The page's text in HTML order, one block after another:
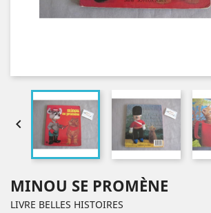

MINOU SE PROMÈNE
LIVRE BELLES HISTOIRES